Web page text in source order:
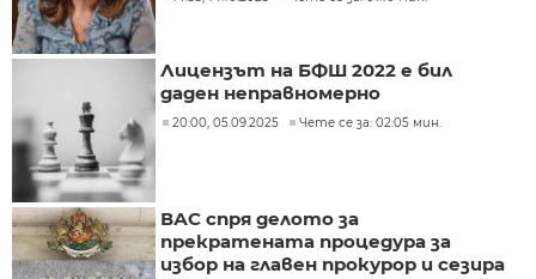
Лицензът на БФШ 2022 е бил
даден неправномерно
20:00, 05.09.2025 Чете се за: 02:05 мин.
ВАС спря делото за
прекратената процедура за
избор на главен прокурор и сезира